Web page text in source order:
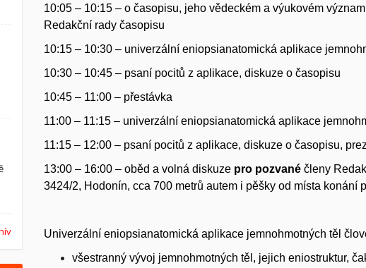
10:05 – 10:15 – o časopisu, jeho vědeckém a výukovém
Redakční rady časopisu
10:15 – 10:30 – univerzální eniopsianatomická aplikace
10:30 – 10:45 – psaní pocitů z aplikace, diskuze o časopisu
10:45 – 11:00 – přestávka
11:00 – 11:15 – univerzální eniopsianatomická aplikace
11:15 – 12:00 – psaní pocitů z aplikace, diskuze o časopisu,
13:00 – 16:00 – oběd a volná diskuze pro pozvanéčleny
3424/2, Hodonín, cca 700 metrů autem i pěšky od místa konání
Univerzální eniopsianatomická aplikace jemnohmotných těl
všestranný vývoj jemnohmotných těl, jejich eniostruktur,